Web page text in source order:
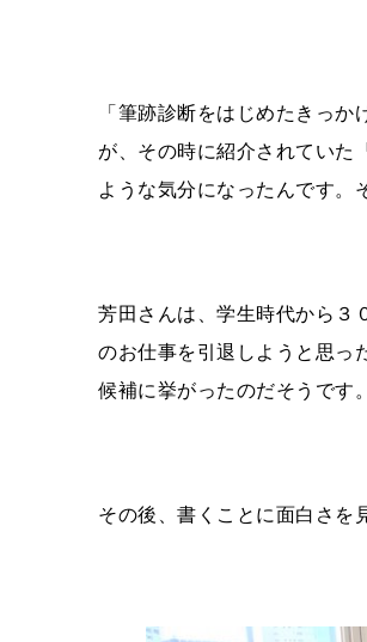
「筆跡診断をはじめたきっ
が、その時に紹介されていた
ような気分になったんです。
芳田さんは、学生時代から３
のお仕事を引退しようと思っ
候補に挙がったのだそうです。
その後、書くことに面白さを